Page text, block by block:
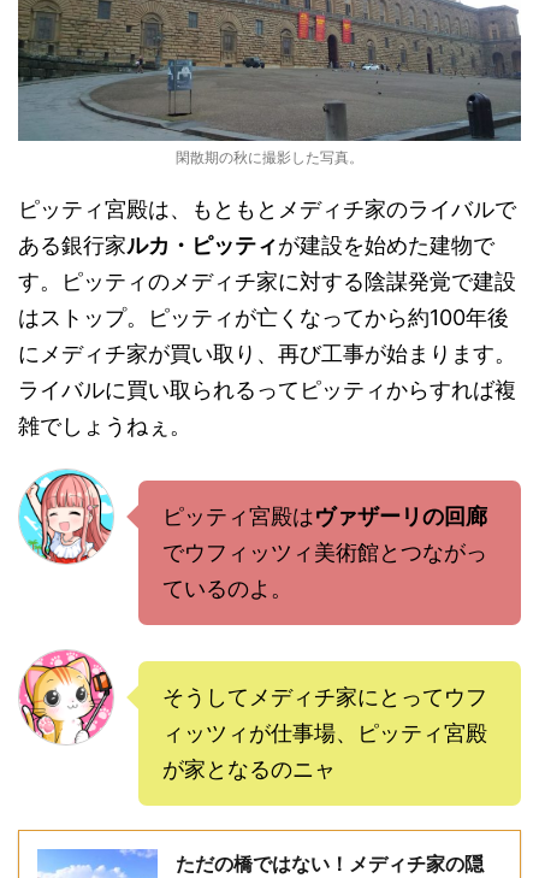
閑散期の秋に撮影した写真。
ピッティ宮殿は、もともとメディチ家のライバルで
ある銀行家ルカ・ピッティが建設を始めた建物で
す。ピッティのメディチ家に対する陰謀発覚で建設
はストップ。ピッティが亡くなってから約100年後
にメディチ家が買い取り、再び工事が始まります。
ライバルに買い取られるってピッティからすれば複
雑でしょうねぇ。
ピッティ宮殿はヴァザーリの回廊
でウフィッツィ美術館とつながっ
ているのよ。
そうしてメディチ家にとってウフ
ィッツィが仕事場、ピッティ宮殿
が家となるのニャ
ただの橋ではない！メディチ家の隠